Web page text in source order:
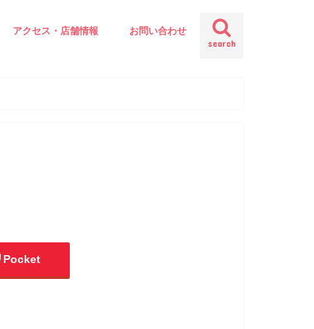
search
アクセス・店舗情報 お問い合わせ
Pocket